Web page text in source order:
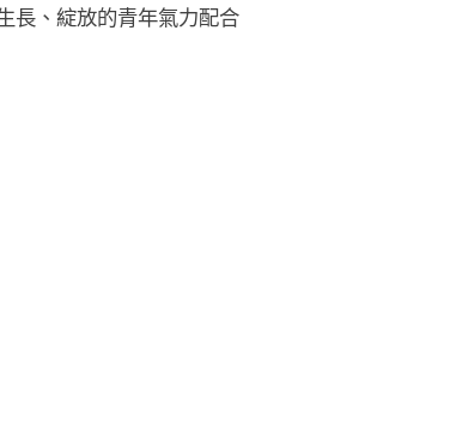
長、綻放的青年氣力配合